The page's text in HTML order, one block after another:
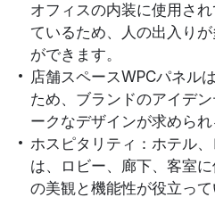
オフィスの内装に使用さ
ているため、人の出入り
ができます。
店舗スペースWPCパネル
ため、ブランドのアイデ
ークなデザインが求められ
ホスピタリティ：ホテル
は、ロビー、廊下、客室
の美観と機能性が役立って